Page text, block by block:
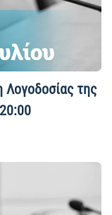
Λογοδοσίας της